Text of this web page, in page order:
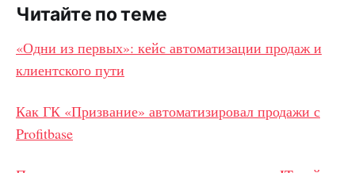
Читайте по теме
«Одни из первых»: кейс автоматизации продаж и
клиентского пути
Как ГК «Призвание» автоматизировал продажи с
Profitbase